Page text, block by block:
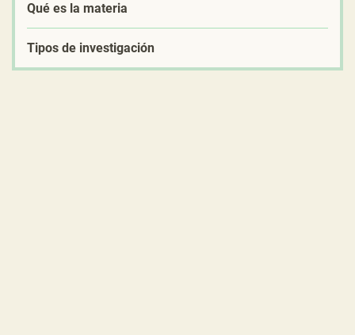
Qué es la materia
Tipos de investigación